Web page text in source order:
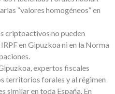
“valores homogéneos” en
criptoactivos no pueden
en Gipuzkoa ni en la Norma
expertos fiscales
territorios forales y al régimen
similar en toda España. En